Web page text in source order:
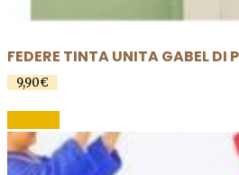
FEDERE TINTA UNITA GABEL DI
9,90€
Questo
prodotto
ha